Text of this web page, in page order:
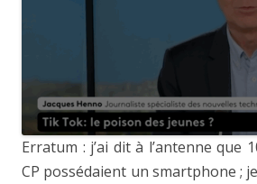
Erratum : j’ai dit à l’antenne que
CP possédaient un smartphone ;